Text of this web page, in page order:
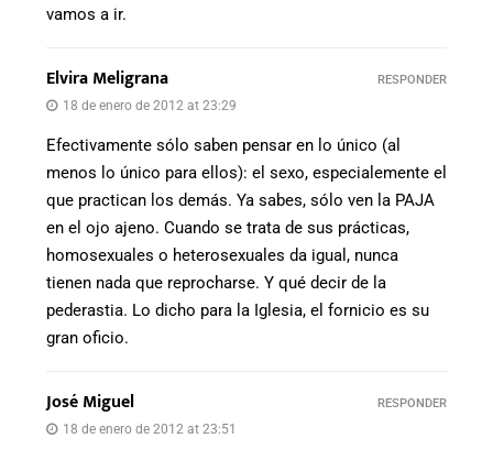
vamos a ir.
Elvira Meligrana
18 de enero de 2012 at 23:29
Efectivamente sólo saben pensar en lo único (al
menos lo único para ellos): el sexo, especialemente el
que practican los demás. Ya sabes, sólo ven la PAJA
en el ojo ajeno. Cuando se trata de sus prácticas,
homosexuales o heterosexuales da igual, nunca
tienen nada que reprocharse. Y qué decir de la
pederastia. Lo dicho para la Iglesia, el fornicio es su
gran oficio.
RESPONDER
José Miguel
18 de enero de 2012 at 23:51
RESPONDER